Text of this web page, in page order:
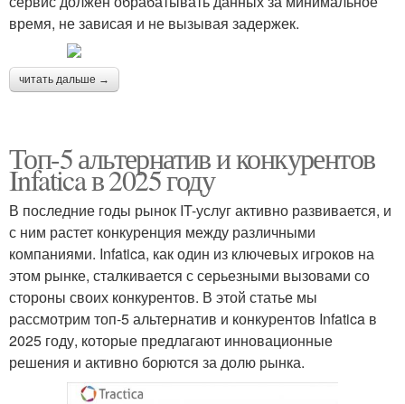
время, не зависая и не вызывая задержек.
читать дальше →
Топ-5 альтернатив и конкурентов
Infatica в 2025 году
В последние годы рынок IT-услуг активно развивается, и
с ним растет конкуренция между различными
компаниями. Infatica, как один из ключевых игроков на
этом рынке, сталкивается с серьезными вызовами со
стороны своих конкурентов. В этой статье мы
рассмотрим топ-5 альтернатив и конкурентов Infatica в
2025 году, которые предлагают инновационные
решения и активно борются за долю рынка.